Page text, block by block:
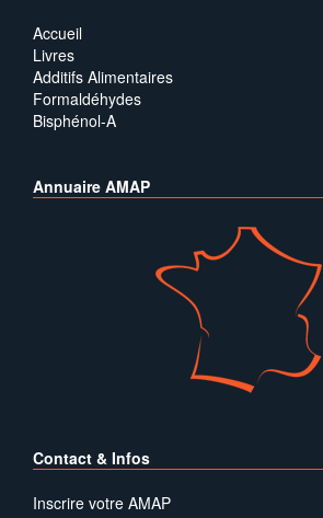
Accueil
Livres
Additifs Alimentaires
Formaldéhydes
Bisphénol-A
Annuaire AMAP
Contact & Infos
Inscrire votre AMAP